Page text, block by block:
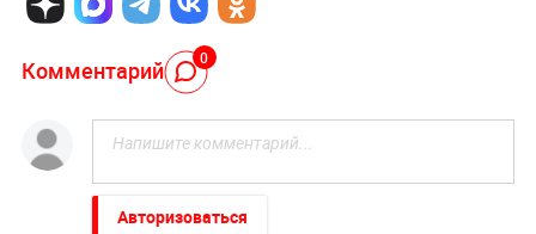
Комментарий 0
Авторизоваться